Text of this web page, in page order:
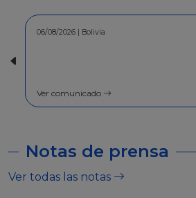
06/08/2026 | Bolivia
Ver comunicado
Notas de prensa
Ver todas las notas